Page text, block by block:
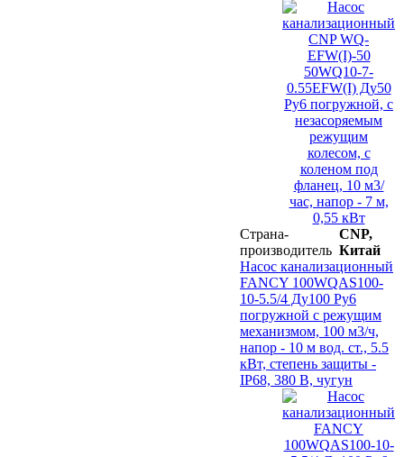
Страна-
производитель
CNP,
Китай
Насос канализационный
FANCY 100WQAS100-
10-5.5/4 Ду100 Ру6
погружной с режущим
механизмом, 100 м3/ч,
напор - 10 м вод. ст., 5.5
кВт, степень защиты -
IP68, 380 В, чугун